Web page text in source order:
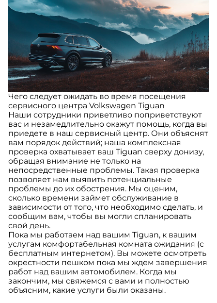
Чего следует ожидать во время посещения
сервисного центра Volkswagen Tiguan
Наши сотрудники приветливо поприветствуют
вас и незамедлительно окажут помощь, когда вы
приедете в наш сервисный центр. Они объяснят
вам порядок действий; наша комплексная
проверка охватывает ваш Tiguan сверху донизу,
обращая внимание не только на
непосредственные проблемы. Такая проверка
позволяет нам выявить потенциальные
проблемы до их обострения. Мы оценим,
сколько времени займет обслуживание в
зависимости от того, что необходимо сделать, и
сообщим вам, чтобы вы могли спланировать
свой день.
Пока мы работаем над вашим Tiguan, к вашим
услугам комфортабельная комната ожидания (с
бесплатным интернетом). Вы можете осмотреть
окрестности пешком пока мы ждем завершения
работ над вашим автомобилем. Когда мы
закончим, мы свяжемся с вами и полностью
объясним, какие услуги были оказаны.